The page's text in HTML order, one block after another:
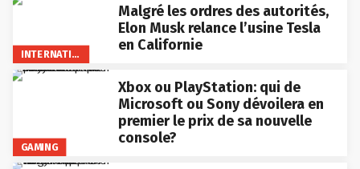
Malgré les ordres des autorités,
Elon Musk relance l’usine Tesla
en Californie
GAMING
Xbox ou PlayStation: qui de
Microsoft ou Sony dévoilera en
premier le prix de sa nouvelle
console?